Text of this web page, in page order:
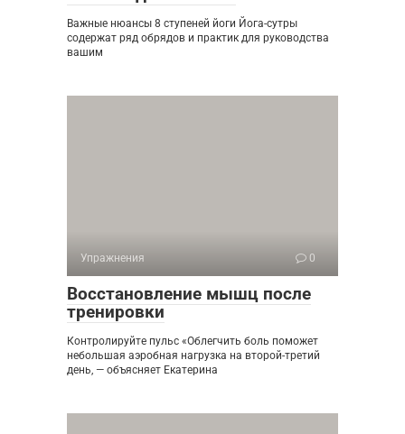
Важные нюансы 8 ступеней йоги Йога-сутры
содержат ряд обрядов и практик для руководства
вашим
Упражнения 0
Восстановление мышц после
тренировки
Контролируйте пульс «Облегчить боль поможет
небольшая аэробная нагрузка на второй-третий
день, — объясняет Екатерина